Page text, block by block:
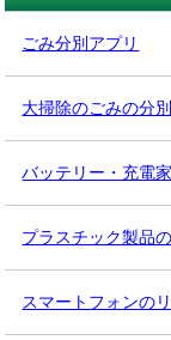
ごみ分別アプリ
大掃除のごみの分別
バッテリー・充電
プラスチック製品
スマートフォンの